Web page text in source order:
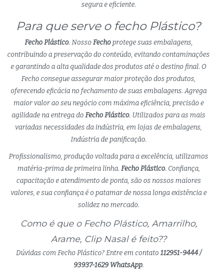
segura e eficiente.
Para que serve o fecho Plástico?
Fecho Plástico. Nosso Fechoprotege suas embalagens,
contribuindo a preservação do conteúdo, evitando contaminações
e garantindo a alta qualidade dos produtos até o destino final. O
Fecho consegue assegurar maior proteção dos produtos,
oferecendo eficácia no fechamento de suas embalagens. Agrega
maior valor ao seu negócio com máxima eficiência, precisão e
agilidade na entrega do Fecho Plástico. Utilizados para as mais
variadas necessidades da indústria, em lojas de embalagens,
Indústria de panificação.
Profissionalismo, produção voltada para a excelência, utilizamos
matéria-prima de primeira linha. Fecho Plástico. Confiança,
capacitação e atendimento de ponta, são os nossos maiores
valores, e sua confiança é o patamar de nossa longa existência e
solidez no mercado.
Como é que o Fecho Plástico, Amarrilho,
Arame, Clip Nasal é feito??
Dúvidas com Fecho Plástico? Entre em contato 112951-9444 /
93937-1629 WhatsApp.